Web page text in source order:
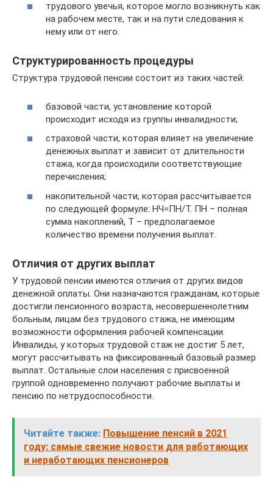
трудового увечья, которое могло возникнуть как
на рабочем месте, так и на пути следования к
нему или от него.
Структурированность процедуры
Структура трудовой пенсии состоит из таких частей:
базовой части, установление которой
происходит исходя из группы инвалидности;
страховой части, которая влияет на увеличение
денежных выплат и зависит от длительности
стажа, когда происходили соответствующие
перечисления;
накопительной части, которая рассчитывается
по следующей формуле: НЧ=ПН/Т. ПН – полная
сумма накоплений, Т – предполагаемое
количество времени получения выплат.
Отличия от других выплат
У трудовой пенсии имеются отличия от других видов
денежной оплаты. Они назначаются гражданам, которые
достигли пенсионного возраста, несовершеннолетним
больным, лицам без трудового стажа, не имеющим
возможности оформления рабочей компенсации.
Инвалиды, у которых трудовой стаж не достиг 5 лет,
могут рассчитывать на фиксированный базовый размер
выплат. Остальные слои населения с присвоенной
группой одновременно получают рабочие выплаты и
пенсию по нетрудоспособности.
Читайте также: Повышение пенсий в 2021
году: самые свежие новости для работающих
и неработающих пенсионеров